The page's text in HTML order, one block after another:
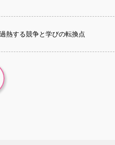
熱する競争と学びの転換点